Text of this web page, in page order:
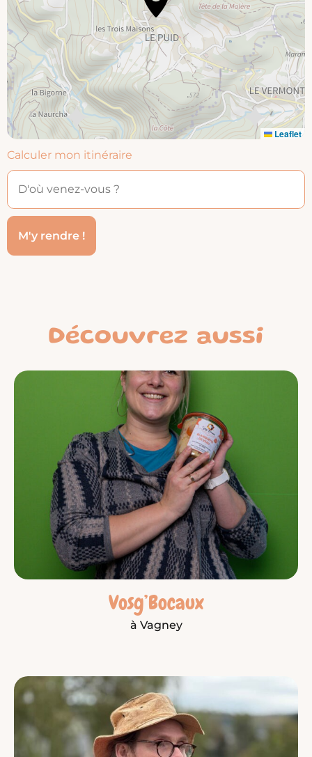
Leaflet
Calculer mon itinéraire
Découvrez aussi
Vosg’Bocaux
à Vagney